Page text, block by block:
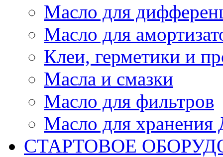
Масло для
Масло для
Клеи, герметики и
Масла и смазки
Масло для фильтров
Масло для
СТАРТОВОЕ